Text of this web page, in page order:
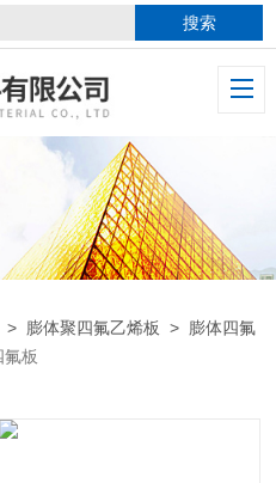
> 膨体聚四氟乙烯板 > 膨体四氟
板